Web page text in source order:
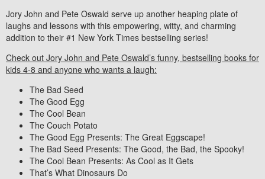
Jory John and Pete Oswald serve up another heaping plate of
laughs and lessons with this empowering, witty, and charming
addition to their #1 New York Times bestselling series!
Check out Jory John and Pete Oswald’s funny, bestselling books for
kids 4-8 and anyone who wants a laugh:
The Bad Seed
The Good Egg
The Cool Bean
The Couch Potato
The Good Egg Presents: The Great Eggscape!
The Bad Seed Presents: The Good, the Bad, the Spooky!
The Cool Bean Presents: As Cool as It Gets
That’s What Dinosaurs Do